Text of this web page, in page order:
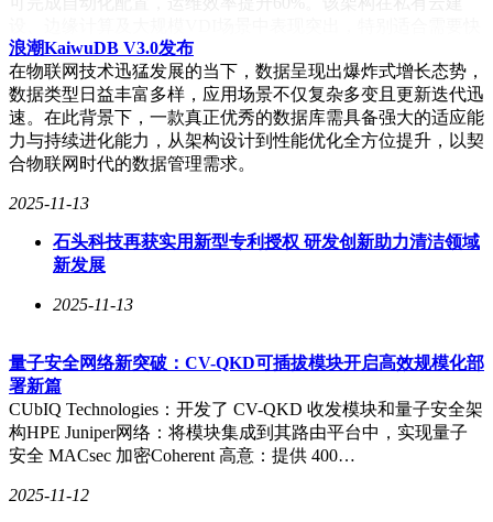
速响应业务变化的成长型企业。
技术架构的差异直接导致管理复杂度的分化。虚拟化环境下，
计算、存储、网络资源需通过不同管理工具分别配置，对IT团
队技能要求较高。某电商企业反馈，其虚拟化环境需配备专职
存储工程师进行LUN划分与性能调优。超融合则通过统一管
校区IT部署周期从2周缩短至3天，同时降低40%的运维人力投
入。这种管理效率的质变，使得超融合在资源有限的中型企业
中快速普及。
依赖纵向扩展（Scale-Up）模式，单节点性能提升存在物理极
颈，最终通过增加存储阵列缓存解决。超融合的横向扩展
（Scale-Out）特性则支持线性性能增长，某物流企业通过持续
添加节点，将订单处理系统吞吐量提升10倍而无需中断业务。
分布式存储设计使超融合在高并发场景下表现优异，某医疗机
构VDI环境实测显示，超融合架构的I/O延迟较虚拟化方案降
浪潮KaiwuDB V3.0发布
在物联网技术迅猛发展的当下，数据呈现出爆炸式增长态势，
数据类型日益丰富多样，应用场景不仅复杂多变且更新迭代迅
速。在此背景下，一款真正优秀的数据库需具备强大的适应能
力与持续进化能力，从架构设计到性能优化全方位提升，以契
合物联网时代的数据管理需求。
2025-11-13
石头科技再获实用新型专利授权 研发创新助力清洁领域
新发展
2025-11-13
量子安全网络新突破：CV-QKD可插拔模块开启高效规模化部
署新篇
CUbIQ Technologies：开发了 CV-QKD 收发模块和量子安全架
构HPE Juniper网络：将模块集成到其路由平台中，实现量子
安全 MACsec 加密Coherent 高意：提供 400…
2025-11-12